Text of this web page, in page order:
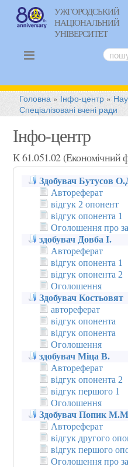
УЖГОРОДСЬКИЙ
НАЦІОНАЛЬНИЙ
УНІВЕРСИТЕТ
Головна » Інфо-центр »
Спеціалізовані вчені ради
Інфо-центр
К 61.051.02 (Економічний
Здобувач Бутусов
Автореферат
відгук 2 опонент
відгук опонента 1
Оголошення про
здобувач Довба І.
Автореферат
відгук опонента 1
відгук опонента 2
Оголошення
Здобувач Костьовят
автореферат
відгук опонента
відгук опонента
Оголошення
здобувач Міца В.
Автореферат
відгук опонента 2
відгук першого 1
Оголошення
Здобувач Попик
Автореферат
відгук другого
відгук першого
Оголошення про